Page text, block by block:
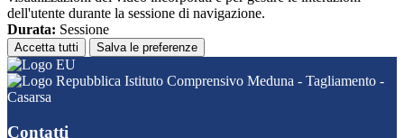
dell'utente durante la sessione di navigazione.
Durata: Sessione
Accetta tutti Salva le preferenze
Istituto Comprensivo Meduna - Tagliamento -
Casarsa
Contatti